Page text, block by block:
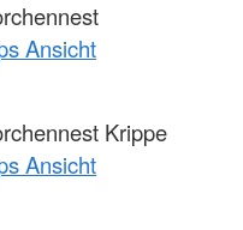
Ansicht
Krippe
Ansicht